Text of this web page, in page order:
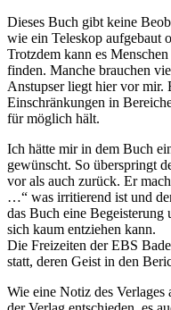
Dieses Buch gibt keine
wie ein Teleskop aufgebaut
Trotzdem kann es
finden. Manche brauchen
Anstupser liegt hier vor mir.
Einschränkungen in
für möglich hält.
Ich hätte mir in dem Buch
gewünscht. So überspringt
vor als auch zurück. Er
…“ was irritierend ist und
das Buch eine Begeisterung
sich kaum entziehen kann.
Die Freizeiten der EBS
statt, deren Geist in den
Wie eine Notiz des Verlages